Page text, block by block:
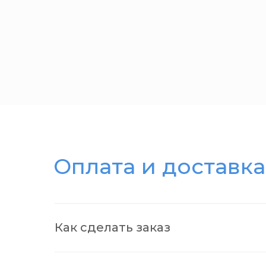
Оплата и доставка
Как сделать заказ